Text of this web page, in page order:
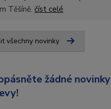
Těšíně. číst celé
všechny novinky
žádné novinky